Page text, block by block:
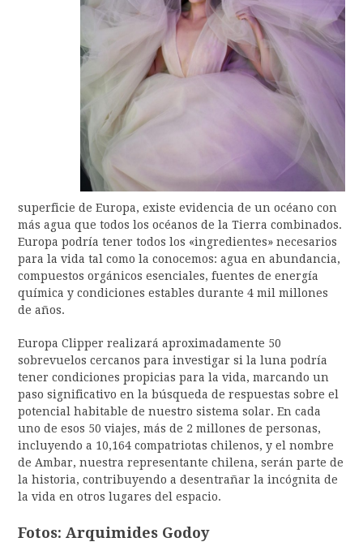
superficie de Europa, existe evidencia de un océano con
más agua que todos los océanos de la Tierra combinados.
Europa podría tener todos los «ingredientes» necesarios
para la vida tal como la conocemos: agua en abundancia,
compuestos orgánicos esenciales, fuentes de energía
química y condiciones estables durante 4 mil millones
de años.
Europa Clipper realizará aproximadamente 50
sobrevuelos cercanos para investigar si la luna podría
tener condiciones propicias para la vida, marcando un
paso significativo en la búsqueda de respuestas sobre el
potencial habitable de nuestro sistema solar. En cada
uno de esos 50 viajes, más de 2 millones de personas,
incluyendo a 10,164 compatriotas chilenos, y el nombre
de Ambar, nuestra representante chilena, serán parte de
la historia, contribuyendo a desentrañar la incógnita de
la vida en otros lugares del espacio.
Fotos: Arquimides Godoy